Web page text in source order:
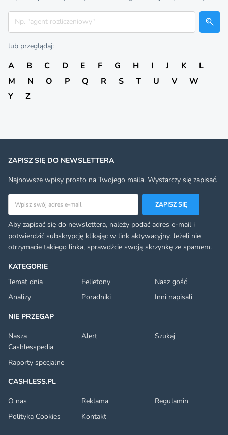
Szukaj
lub przeglądaj:
A B C D E F G H I J K
L
M
N O P Q R S T U V
W
Y
Z
KATEGORIE
Temat dnia
Felietony
Nasz gość
Analizy
Poradniki
Inni napisali
NIE PRZEGAP
Nasza
Cashlesspedia
Alert Szukaj
Raporty specjalne
CASHLESS.PL
O nas
Reklama
Regulamin
Polityka Cookies
Kontakt
ZAPISZ SIĘ DO NEWSLETTERA
Najnowsze wpisy prosto na Twojego maila. Wystarczy się zapisać.
Adres email
ZAPISZ SIĘ
Aby zapisać się do newslettera, należy podać adres e-mail i
potwierdzić subskrypcję klikając w link aktywacyjny. Jeżeli nie
otrzymacie takiego linka, sprawdźcie swoją skrzynkę ze spamem.